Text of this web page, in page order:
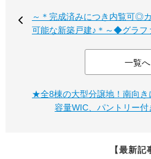
～＊完成済みにつき内覧可◎
可能な新築戸建♪＊～◆グラ
一覧へ
★全8棟の大型分譲地！南向き
容量WIC、パントリー
【最新記